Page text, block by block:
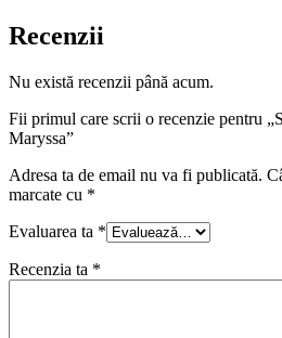
Recenzii
Nu există recenzii până acum.
Fii primul care scrii o recenzie pentru
Maryssa”
Adresa ta de email nu va fi publicată.
marcate cu *
Evaluarea ta *
Recenzia ta *